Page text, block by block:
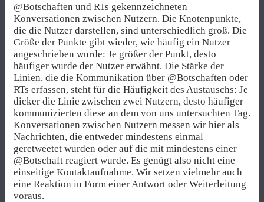
@Botschaften und RTs gekennzeichneten
Konversationen zwischen Nutzern. Die Knotenpunkte,
die die Nutzer darstellen, sind unterschiedlich groß. Die
Größe der Punkte gibt wieder, wie häufig ein Nutzer
angeschrieben wurde: Je größer der Punkt, desto
häufiger wurde der Nutzer erwähnt. Die Stärke der
Linien, die die Kommunikation über @Botschaften oder
RTs erfassen, steht für die Häufigkeit des Austauschs: Je
dicker die Linie zwischen zwei Nutzern, desto häufiger
kommunizierten diese an dem von uns untersuchten Tag.
Konversationen zwischen Nutzern messen wir hier als
Nachrichten, die entweder mindestens einmal
geretweetet wurden oder auf die mit mindestens einer
@Botschaft reagiert wurde. Es genügt also nicht eine
einseitige Kontaktaufnahme. Wir setzen vielmehr auch
eine Reaktion in Form einer Antwort oder Weiterleitung
voraus.